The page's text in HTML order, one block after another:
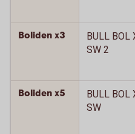
Boliden x3
BULL BOL
SW 2
Boliden x5
BULL BOL
SW